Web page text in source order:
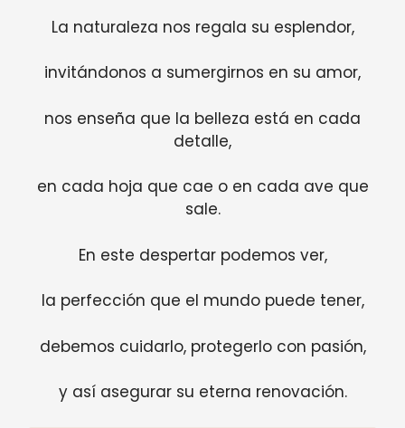
La naturaleza nos regala su esplendor,
invitándonos a sumergirnos en su amor,
nos enseña que la belleza está en cada
detalle,
en cada hoja que cae o en cada ave que
sale.
En este despertar podemos ver,
la perfección que el mundo puede tener,
debemos cuidarlo, protegerlo con pasión,
y así asegurar su eterna renovación.